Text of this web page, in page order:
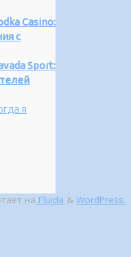
Casino:
с
Sport:
я
на Fluida & WordPress.